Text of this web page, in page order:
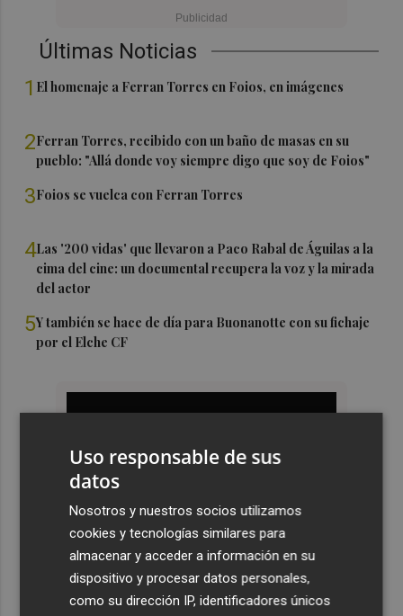
Últimas Noticias
1 El homenaje a Ferran Torres en Foios, en imágenes
2Ferran Torres, recibido con un baño de masas en su
pueblo: "Allá donde voy siempre digo que soy de Foios"
3Foios se vuelca con Ferran Torres
4Las '200 vidas' que llevaron a Paco Rabal de Águilas a la
cima del cine: un documental recupera la voz y la mirada
del actor
5Y también se hace de día para Buonanotte con su fichaje
por el Elche CF
Uso responsable de sus
datos
Nosotros y nuestros socios utilizamos
cookies y tecnologías similares para
almacenar y acceder a información en su
dispositivo y procesar datos personales,
como su dirección IP, identificadores únicos